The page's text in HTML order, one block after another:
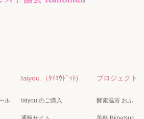
ル
taiyou.（ﾀｲﾖｳﾄﾞｯﾄ)
taiyou.のご購入
プロジェクト
酵素温浴 おふ